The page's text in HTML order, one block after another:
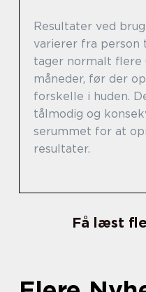
Resultater ved
varierer fra person
tager normalt flere
måneder, før der
forskelle i huden.
tålmodig og
serummet for at
resultater.
Få læst